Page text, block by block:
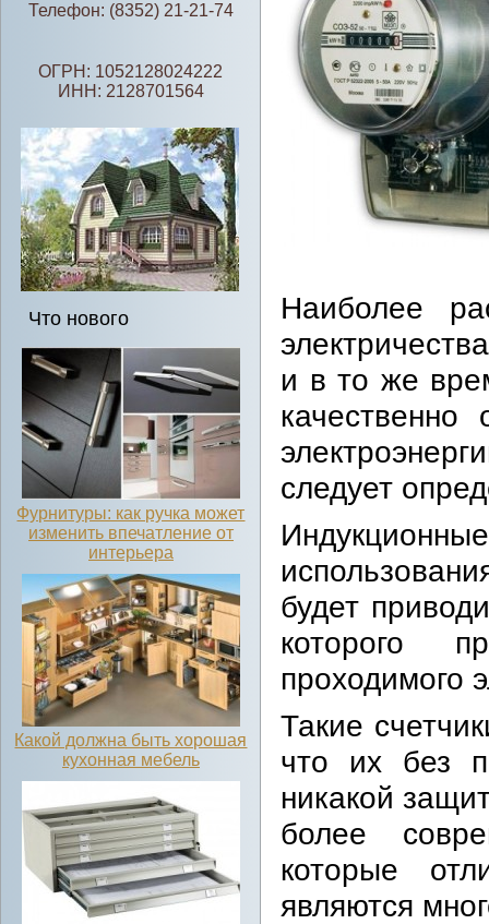
Телефон: (8352) 21-21-74
ОГРН: 1052128024222
ИНН: 2128701564
Что нового
Фурнитуры: как ручка может
изменить впечатление от
интерьера
Какой должна быть хорошая
кухонная мебель
Наиболее
и в то же
качественно
следует
будет
которого
проходимого
Такие
что их без
никакой
более
которые
являются